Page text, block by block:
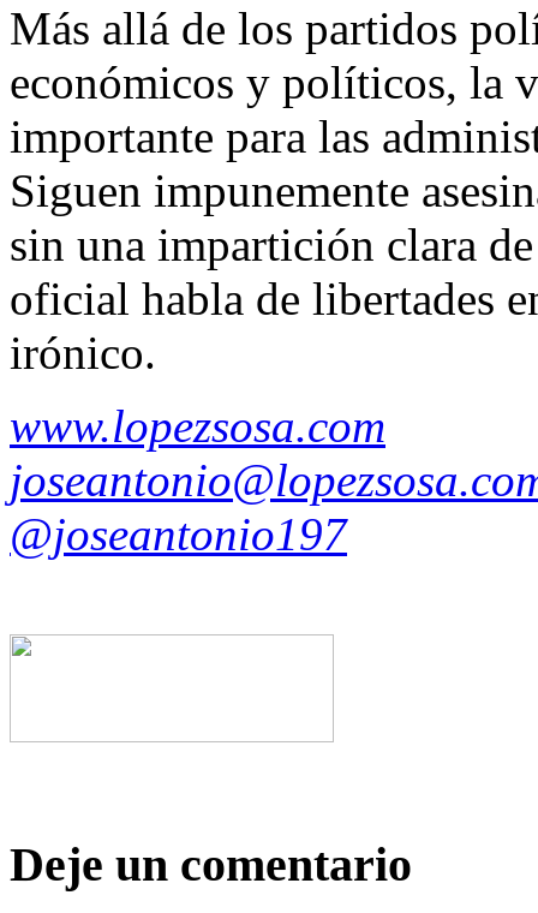
Más allá de los partidos
económicos y políticos, la
importante para las
Siguen impunemente
sin una impartición clara
oficial habla de libertades
irónico.
www.lopezsosa.com
@joseantonio197
Deje un comentario